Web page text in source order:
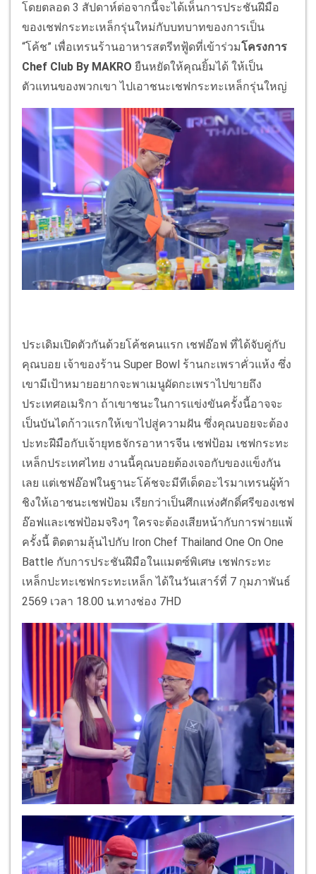
โดยตลอด 3 สัปดาห์ต่อจากนี้จะได้เห็นการประชันฝีมือ
ของเชฟกระทะเหล็กรุ่นใหม่กับบทบาทของการเป็น
“โค้ช” เพื่อเทรนร้านอาหารสตรีทฟู้ดที่เข้าร่วมโครงการ
Chef Club By MAKRO ยืนหยัดให้คุณยิ้มได้ ให้เป็น
ตัวแทนของพวกเขา ไปเอาชนะเชฟกระทะเหล็กรุ่นใหญ่
ประเดิมเปิดตัวกันด้วยโค้ชคนแรก เชฟอ๊อฟ ที่ได้จับคู่กับ
คุณบอย เจ้าของร้าน Super Bowl ร้านกะเพราคั่วแห้ง ซึ่ง
เขามีเป้าหมายอยากจะพาเมนูผัดกะเพราไปขายถึง
ประเทศอเมริกา ถ้าเขาชนะในการแข่งขันครั้งนี้อาจจะ
เป็นบันไดก้าวแรกให้เขาไปสู่ความฝัน ซึ่งคุณบอยจะต้อง
ปะทะฝีมือกับเจ้ายุทธจักรอาหารจีน เชฟป้อม เชฟกระทะ
เหล็กประเทศไทย งานนี้คุณบอยต้องเจอกับของแข็งกัน
เลย แต่เชฟอ๊อฟในฐานะโค้ชจะมีทีเด็ดอะไรมาเทรนผู้ท้า
ชิงให้เอาชนะเชฟป้อม เรียกว่าเป็นศึกแห่งศักดิ์ศรีของเชฟ
อ๊อฟและเชฟป้อมจริงๆ ใครจะต้องเสียหน้ากับการพ่ายแพ้
ครั้งนี้ ติดตามลุ้นไปกับ Iron Chef Thailand One On One
Battle กับการประชันฝีมือในแมตซ์พิเศษ เชฟกระทะ
เหล็กปะทะเชฟกระทะเหล็ก ได้ในวันเสาร์ที่ 7 กุมภาพันธ์
2569 เวลา 18.00 น.ทางช่อง 7HD